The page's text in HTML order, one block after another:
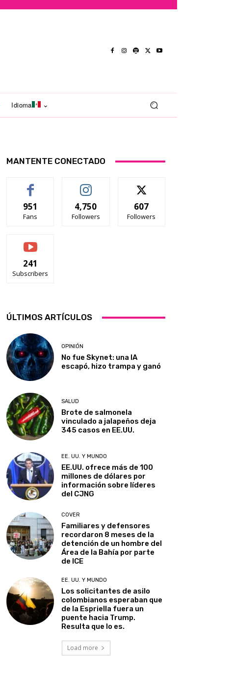
Idioma
MANTENTE CONECTADO
951
Fans
4,750
Followers
607
Followers
241
Subscribers
ÚLTIMOS ARTÍCULOS
OPINIÓN
No fue Skynet: una IA
escapó, hizo trampa y ganó
SALUD
Brote de salmonela
vinculado a jalapeños deja
345 casos en EE.UU.
EE. UU. Y MUNDO
EE.UU. ofrece más de 100
millones de dólares por
información sobre líderes
del CJNG
COVER
Familiares y defensores
recordaron 8 meses de la
detención de un hombre del
Área de la Bahía por parte
de ICE
EE. UU. Y MUNDO
Los solicitantes de asilo
colombianos esperaban que
de la Espriella fuera un
puente hacia Trump.
Resulta que lo es.
Load more